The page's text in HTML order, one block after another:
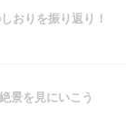
おりを振り返り！
景を見にいこう